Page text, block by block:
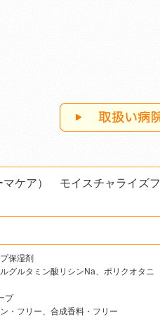
ケア） モイスチャライズフ
保湿剤
グルタミン酸リシンNa、ポリクオタニ
プ
・フリー、合成香料・フリー